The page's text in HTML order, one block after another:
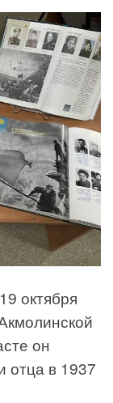
октября
он
отца в 1937